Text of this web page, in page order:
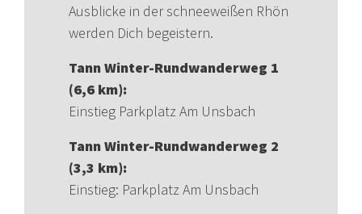
Ausblicke in der schneeweißen Rhön
werden Dich begeistern.
Tann Winter-Rundwanderweg 1
(6,6 km):
Einstieg Parkplatz Am Unsbach
Tann Winter-Rundwanderweg 2
(3,3 km):
Einstieg: Parkplatz Am Unsbach